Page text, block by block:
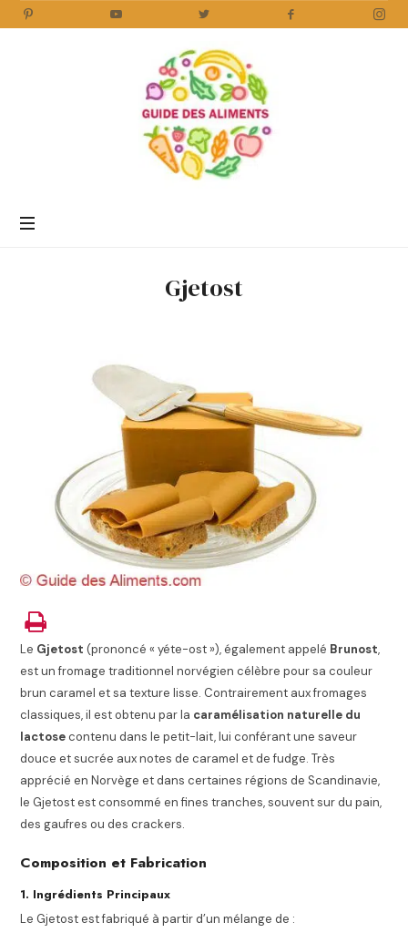
Aliments
Gjetost
Le Gjetost (prononcé « yéte-ost »), également appelé Brunost,
est un fromage traditionnel norvégien célèbre pour sa couleur
brun caramel et sa texture lisse. Contrairement aux fromages
classiques, il est obtenu par la caramélisation naturelle du
lactosecontenu dans le petit-lait, lui conférant une saveur
douce et sucrée aux notes de caramel et de fudge. Très
apprécié en Norvège et dans certaines régions de Scandinavie,
le Gjetost est consommé en fines tranches, souvent sur du pain,
des gaufres ou des crackers.
Composition et Fabrication
1. Ingrédients Principaux
Le Gjetost est fabriqué à partir d’un mélange de :